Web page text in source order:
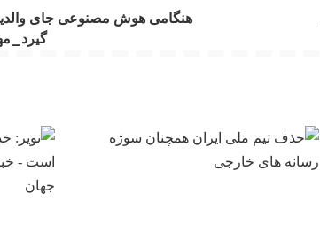
هنگامی هوش مصنوعی جای